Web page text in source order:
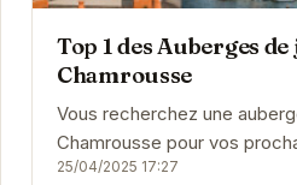
Top 1 des Auberges de
Chamrousse
Vous recherchez une
Chamrousse pour vos
guide vous présente les
25/04/2025 17:27